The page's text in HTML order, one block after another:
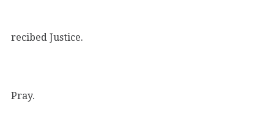
recibed Justice.
Pray.